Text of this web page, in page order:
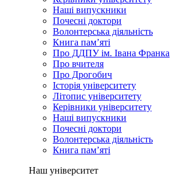
Наші випускники
Почесні доктори
Волонтерська діяльність
Книга пам’яті
Про ДДПУ ім. Івана Франка
Про вчителя
Про Дрогобич
Історія університету
Літопис університету
Керівники університету
Наші випускники
Почесні доктори
Волонтерська діяльність
Книга пам’яті
Наш університет